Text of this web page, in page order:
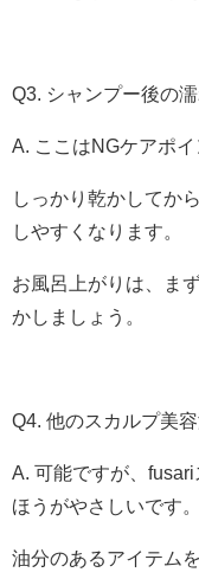
Q3. シャンプー後の
A. ここはNGケアポイ
しっかり乾かしてか
しやすくなります。
お風呂上がりは、ま
かしましょう。
Q4. 他のスカルプ美
A. 可能ですが、
ほうがやさしいです。
油分のあるアイテム